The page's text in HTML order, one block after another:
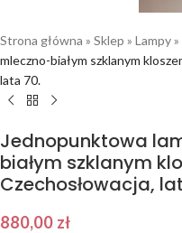
Strona główna » Sklep » Lampy»
mleczno-białym szklanym
lata 70.
Jednopunktowa
białym szklanym
Czechosłowacja,
880,00 zł